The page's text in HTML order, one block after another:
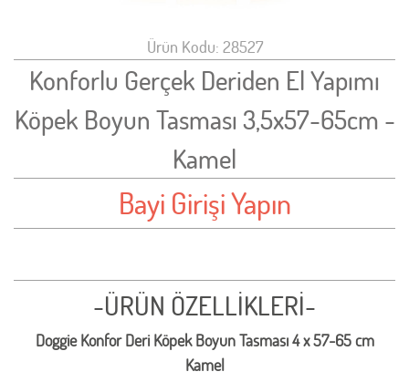
Ürün Kodu: 28527
Konforlu Gerçek Deriden El Yapımı
Köpek Boyun Tasması 3,5x57-65cm -
Kamel
Bayi Girişi Yapın
-ÜRÜN ÖZELLİKLERİ-
Doggie Konfor Deri Köpek Boyun Tasması 4 x 57-65 cm
Kamel